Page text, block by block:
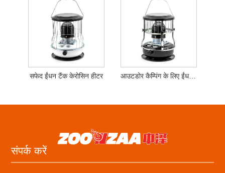
सफेद ईंधन टैंक केरोसिन हीटर आउटडोर कैम्पिंग के लिए ईंधन टैंक केरोसिन हीटर
संपर्क करें